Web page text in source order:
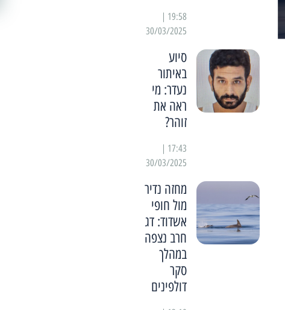
30/03/2025
סיוע
באיתור
נעדר: מי
ראה את
זוהר?
30/03/2025
מחזה נדיר
מול חופי
אשדוד: דג
חרב נצפה
במהלך
סקר
דולפינים